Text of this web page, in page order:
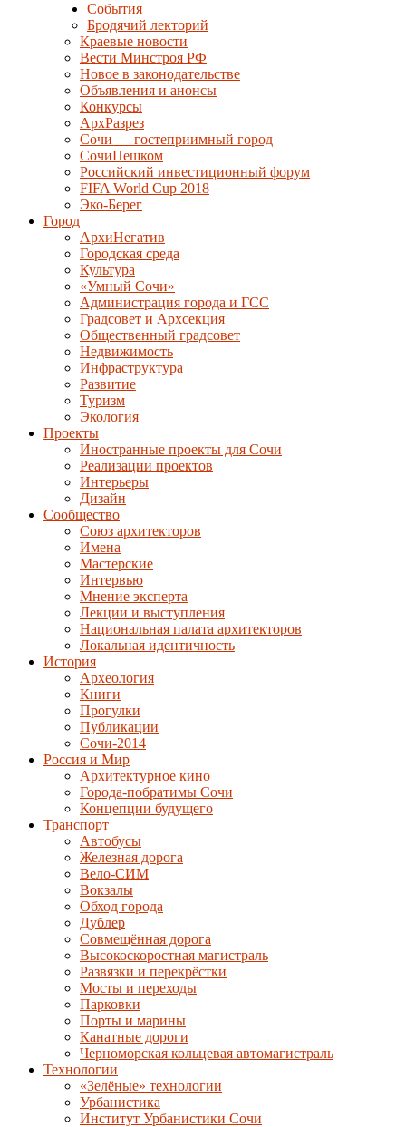
События
Бродячий лекторий
Краевые новости
Вести Минстроя РФ
Новое в законодательстве
Объявления и анонсы
Конкурсы
АрхРазрез
Сочи — гостеприимный город
СочиПешком
Российский инвестиционный форум
FIFA World Cup 2018
Эко-Берег
Город
АрхиНегатив
Городская среда
Культура
«Умный Сочи»
Администрация города и ГСС
Градсовет и Архсекция
Общественный градсовет
Недвижимость
Инфраструктура
Развитие
Туризм
Экология
Проекты
Иностранные проекты для Сочи
Реализации проектов
Интерьеры
Дизайн
Сообщество
Союз архитекторов
Имена
Мастерские
Интервью
Мнение эксперта
Лекции и выступления
Национальная палата архитекторов
Локальная идентичность
История
Археология
Книги
Прогулки
Публикации
Сочи-2014
Россия и Мир
Архитектурное кино
Города-побратимы Сочи
Концепции будущего
Транспорт
Автобусы
Железная дорога
Вело-СИМ
Вокзалы
Обход города
Дублер
Совмещённая дорога
Высокоскоростная магистраль
Развязки и перекрёстки
Мосты и переходы
Парковки
Порты и марины
Канатные дороги
Черноморская кольцевая автомагистраль
Технологии
«Зелёные» технологии
Урбанистика
Институт Урбанистики Сочи